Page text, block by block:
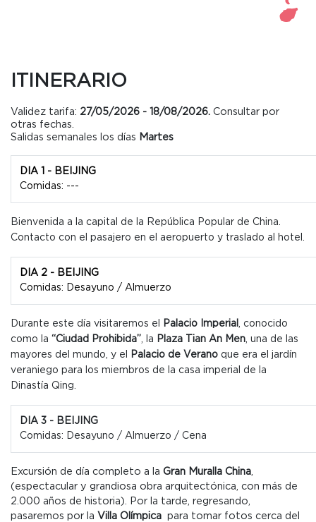
ITINERARIO
Validez tarifa: 27/05/2026 - 18/08/2026. Consultar por
otras fechas.
Salidas semanales los días Martes
DIA 1 - BEIJING
Comidas: ---
Bienvenida a la capital de la República Popular de China.
Contacto con el pasajero en el aeropuerto y traslado al hotel.
DIA 2 - BEIJING
Comidas: Desayuno / Almuerzo
Durante este día visitaremos el Palacio Imperial
conocido
como la “Ciudad Prohibida” , la Plaza Tian An Men , una de las
mayores del mundo, y el
Palacio de Verano que era el jardín
veraniego para los miembros de la casa imperial de la
Dinastía Qing.
DIA 3 - BEIJING
Comidas: Desayuno / Almuerzo / Cena
Excursión de día completo a la Gran Muralla China
(espectacular y grandiosa obra arquitectónica, con más de
2.000 años de historia) . Por la tarde, regresando,
pasaremos por la Villa Olímpica para tomar fotos cerca del